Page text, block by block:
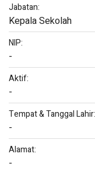
Jabatan:
Kepala Sekolah
NIP:
-
Aktif:
-
Tempat & Tanggal Lahir:
-
Alamat:
-